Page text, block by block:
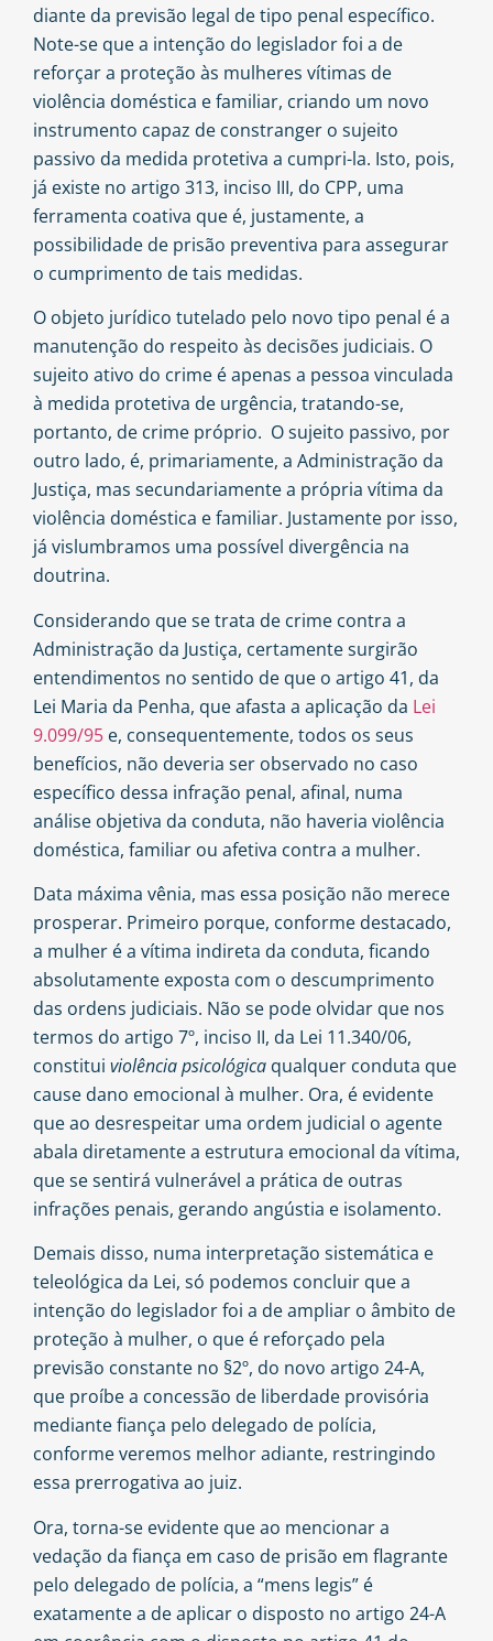
diante da previsão legal de tipo penal específico.
Note-se que a intenção do legislador foi a de
reforçar a proteção às mulheres vítimas de
violência doméstica e familiar, criando um novo
instrumento capaz de constranger o sujeito
passivo da medida protetiva a cumpri-la. Isto, pois,
já existe no artigo 313, inciso III, do CPP, uma
ferramenta coativa que é, justamente, a
possibilidade de prisão preventiva para assegurar
o cumprimento de tais medidas.
O objeto jurídico tutelado pelo novo tipo penal é a
manutenção do respeito às decisões judiciais. O
sujeito ativo do crime é apenas a pessoa vinculada
à medida protetiva de urgência, tratando-se,
portanto, de crime próprio. O sujeito passivo, por
outro lado, é, primariamente, a Administração da
Justiça, mas secundariamente a própria vítima da
violência doméstica e familiar. Justamente por isso,
já vislumbramos uma possível divergência na
doutrina.
Considerando que se trata de crime contra a
Administração da Justiça, certamente surgirão
entendimentos no sentido de que o artigo 41, da
Lei Maria da Penha, que afasta a aplicação da Lei
9.099/95 e, consequentemente, todos os seus
benefícios, não deveria ser observado no caso
específico dessa infração penal, afinal, numa
análise objetiva da conduta, não haveria violência
doméstica, familiar ou afetiva contra a mulher.
Data máxima vênia, mas essa posição não merece
prosperar. Primeiro porque, conforme destacado,
a mulher é a vítima indireta da conduta, ficando
absolutamente exposta com o descumprimento
das ordens judiciais. Não se pode olvidar que nos
termos do artigo 7º, inciso II, da Lei 11.340/06,
constitui violência psicológica qualquer conduta que
cause dano emocional à mulher. Ora, é evidente
que ao desrespeitar uma ordem judicial o agente
abala diretamente a estrutura emocional da vítima,
que se sentirá vulnerável a prática de outras
infrações penais, gerando angústia e isolamento.
Demais disso, numa interpretação sistemática e
teleológica da Lei, só podemos concluir que a
intenção do legislador foi a de ampliar o âmbito de
proteção à mulher, o que é reforçado pela
previsão constante no §2º, do novo artigo 24-A,
que proíbe a concessão de liberdade provisória
mediante fiança pelo delegado de polícia,
conforme veremos melhor adiante, restringindo
essa prerrogativa ao juiz.
Ora, torna-se evidente que ao mencionar a
vedação da fiança em caso de prisão em flagrante
pelo delegado de polícia, a “mens legis” é
exatamente a de aplicar o disposto no artigo 24-A